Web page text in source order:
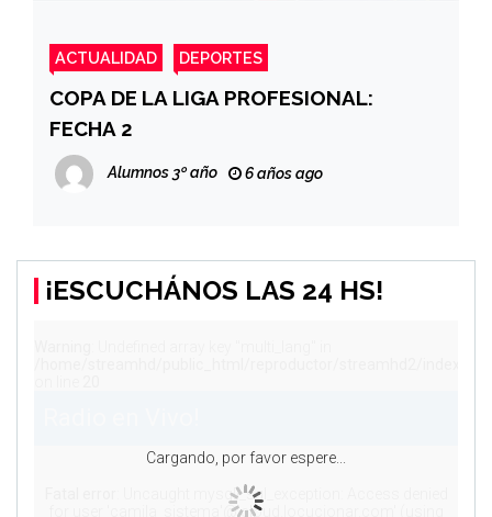
ACTUALIDAD DEPORTES
COPA DE LA LIGA PROFESIONAL:
FECHA 2
Alumnos 3º año 6 años ago
¡ESCUCHÁNOS LAS 24 HS!